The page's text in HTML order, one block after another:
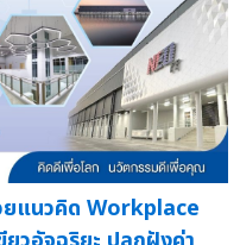
ยแนวคิด Workplace